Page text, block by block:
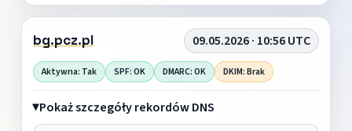
bg.pcz.pl 09.05.2026 · 10:56 UTC
Aktywna: Tak SPF: OK DMARC: OK DKIM: Brak
Pokaż szczegóły rekordów DNS